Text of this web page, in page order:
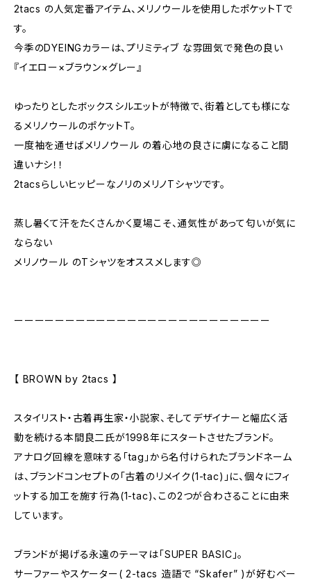
2tacs の人気定番アイテム、メリノウールを使用したポケットTで
す。
今季のDYEINGカラーは、プリミティブ な雰囲気で発色の良い
『イエロー×ブラウン×グレー』
ゆったりとしたボックスシルエットが特徴で、街着としても様にな
るメリノウールのポケットT。
一度袖を通せばメリノウール の着心地の良さに虜になること間
違いナシ！！
2tacsらしいヒッピーなノリのメリノTシャツです。
蒸し暑くて汗をたくさんかく夏場こそ、通気性があって匂いが気に
ならない
メリノウール のTシャツをオススメします◎
ーーーーーーーーーーーーーーーーーーーーーーーーー
【 BROWN by 2tacs 】
スタイリスト・古着再生家・小説家、そしてデザイナーと幅広く活
動を続ける本間良二氏が1998年にスタートさせたブランド。
アナログ回線を意味する「tag」から名付けられたブランドネーム
は、ブランドコンセプトの「古着のリメイク(1-tac)」に、個々にフィ
ットする加工を施す行為(1-tac)、この2つが合わさることに由来
しています。
ブランドが掲げる永遠のテーマは「SUPER BASIC」。
サーファーやスケーター( 2-tacs 造語で “Skafer” )が好むベー